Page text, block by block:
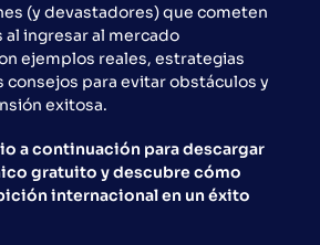
Riviera de São Lourenço durante
conoce Sí Churros Gourmet. Una
mar, con productos artesanales,
visual y una clientela fiel que
en una red de franquicias?
Sí Churros […]
(y devastadores) que cometen
ingresar al mercado
ejemplos reales, estrategias
consejos para evitar obstáculos y
exitosa.
a continuación para descargar
gratuito y descubre cómo
internacional en un éxito